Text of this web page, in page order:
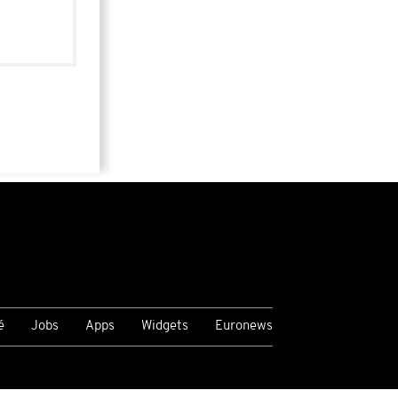
Jobs Apps Widgets Euronews